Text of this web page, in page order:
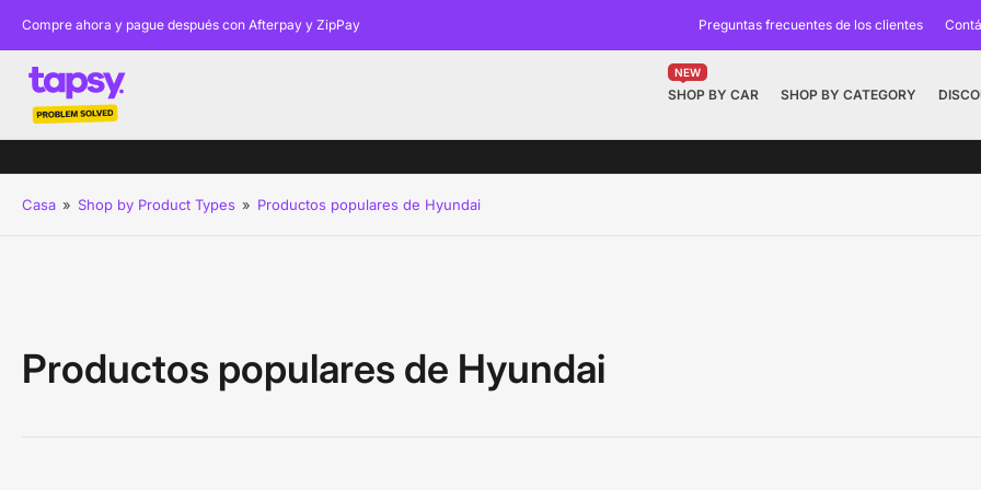
Compre ahora y pague después con Afterpay y ZipPay Preguntas frecuentes de los clientes
SHOP BY CAR
NEW
SHOP BY CATEGORY
Casa » Shop by Product Types » Productos populares de Hyundai
Productos populares de Hyundai